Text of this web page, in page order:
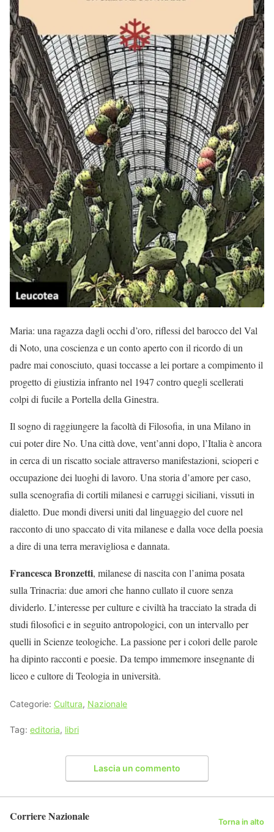
Maria: una ragazza dagli occhi d’oro, riflessi del barocco del Val
di Noto, una coscienza e un conto aperto con il ricordo di un
padre mai conosciuto, quasi toccasse a lei portare a compimento il
progetto di giustizia infranto nel 1947 contro quegli scellerati
colpi di fucile a Portella della Ginestra.
Il sogno di raggiungere la facoltà di Filosofia, in una Milano in
cui poter dire No. Una città dove, vent’anni dopo, l’Italia è ancora
in cerca di un riscatto sociale attraverso manifestazioni, scioperi e
occupazione dei luoghi di lavoro. Una storia d’amore per caso,
sulla scenografia di cortili milanesi e carruggi siciliani, vissuti in
dialetto. Due mondi diversi uniti dal linguaggio del cuore nel
racconto di uno spaccato di vita milanese e dalla voce della poesia
a dire di una terra meravigliosa e dannata.
Francesca Bronzetti, milanese di nascita con l’anima posata
sulla Trinacria: due amori che hanno cullato il cuore senza
dividerlo. L’interesse per culture e civiltà ha tracciato la strada di
studi filosofici e in seguito antropologici, con un intervallo per
quelli in Scienze teologiche. La passione per i colori delle parole
ha dipinto racconti e poesie. Da tempo immemore insegnante di
liceo e cultore di Teologia in università.
Categorie: Cultura, Nazionale
Tag: editoria, libri
Lascia un commento
Corriere Nazionale Torna in alto